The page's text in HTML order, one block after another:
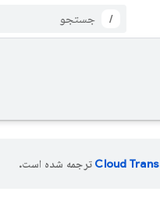
/
ترجمه شده است.